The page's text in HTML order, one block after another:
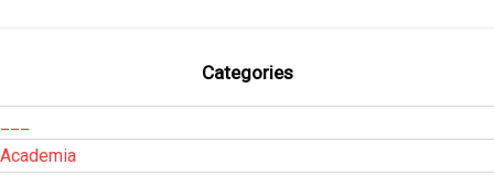
Categories
Academia